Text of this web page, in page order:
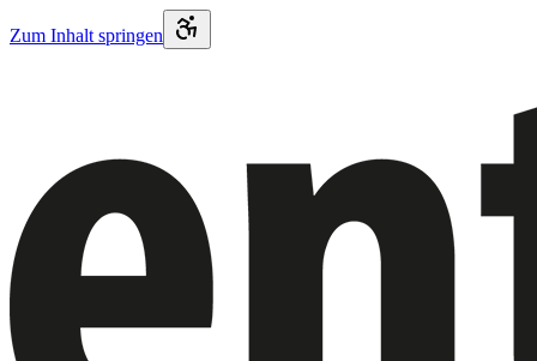
Zum Inhalt springen